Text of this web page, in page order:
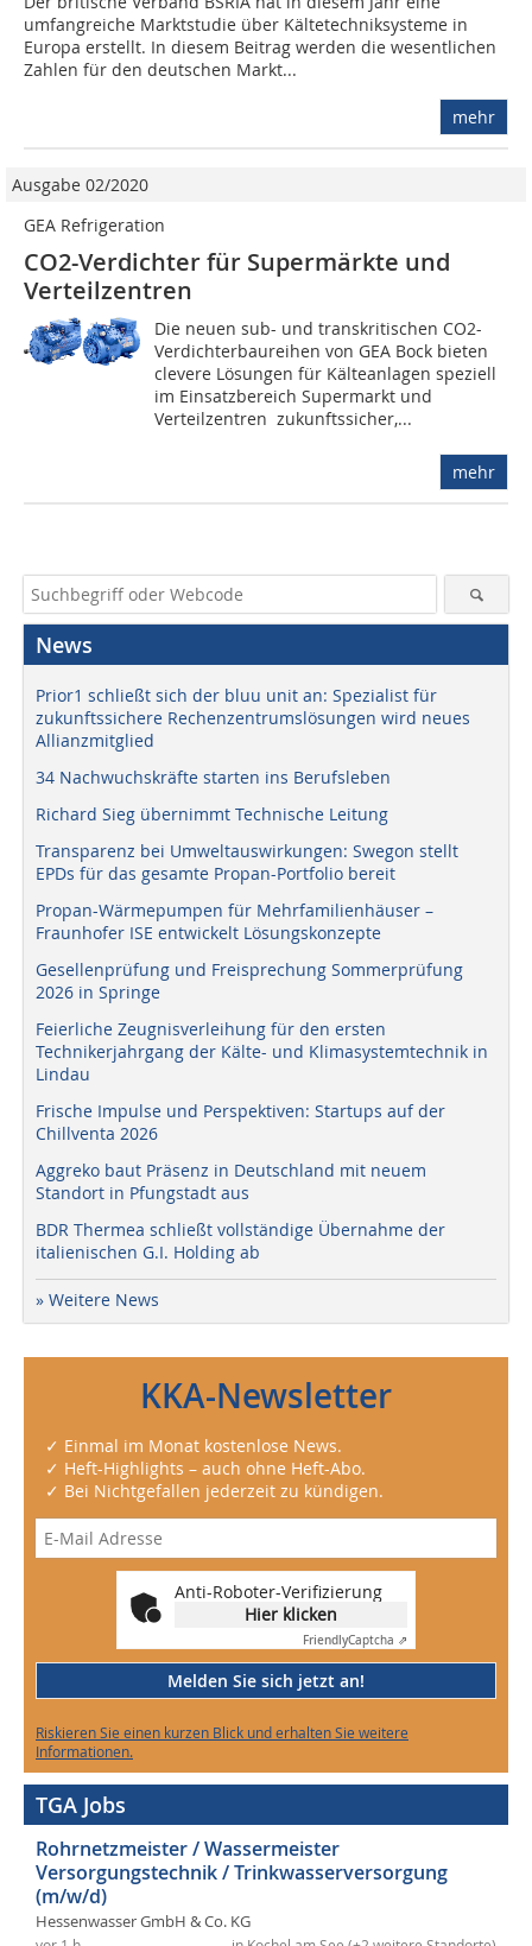
umfangreiche Marktstudie über Kältetechniksysteme in
Europa erstellt. In diesem Beitrag werden die wesentlichen
Zahlen für den deutschen Markt...
mehr
Ausgabe 02/2020
GEA Refrigeration
CO2-Verdichter für Supermärkte und
Verteilzentren
Die neuen sub- und transkritischen CO2-
Verdichterbaureihen von GEA Bock bieten
clevere Lösungen für Kälteanlagen speziell
im Einsatzbereich Supermarkt und
Verteilzentren  zukunftssicher,...
mehr
News
Prior1 schließt sich der bluu unit an: Spezialist für
zukunftssichere Rechenzentrumslösungen wird neues
Allianzmitglied
34 Nachwuchskräfte starten ins Berufsleben
Richard Sieg übernimmt Technische Leitung
Transparenz bei Umweltauswirkungen: Swegon stellt
EPDs für das gesamte Propan-Portfolio bereit
Propan-Wärmepumpen für Mehrfamilienhäuser –
Fraunhofer ISE entwickelt Lösungskonzepte
Gesellenprüfung und Freisprechung Sommerprüfung
2026 in Springe
Feierliche Zeugnisverleihung für den ersten
Technikerjahrgang der Kälte- und Klimasystemtechnik in
Lindau
Frische Impulse und Perspektiven: Startups auf der
Chillventa 2026
Aggreko baut Präsenz in Deutschland mit neuem
Standort in Pfungstadt aus
BDR Thermea schließt vollständige Übernahme der
italienischen G.I. Holding ab
» Weitere News
KKA-Newsletter
✓ Einmal im Monat kostenlose News.
✓ Heft-Highlights – auch ohne Heft-Abo.
✓ Bei Nichtgefallen jederzeit zu kündigen.
Anti-Roboter-Verifizierung
Hier klicken
FriendlyCaptcha ⇗
Melden Sie sich jetzt an!
Riskieren Sie einen kurzen Blick und erhalten Sie weitere
Informationen.
TGA Jobs
Rohrnetzmeister / Wassermeister
Versorgungstechnik / Trinkwasserversorgung
(m/w/d)
Hessenwasser GmbH & Co. KG